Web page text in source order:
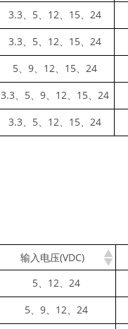
3.3、5、12、15、24
3.3、5、12、15、24
5、9、12、15、24
3.3、5、9、12、15、24
3.3、5、12、15、24
输入电压(VDC)
5、12、24
5、9、12、24